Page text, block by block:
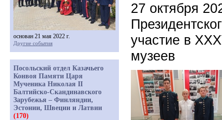
27 октября
участие в
музеев
основан 21 мая 2022 г.
Другие события
Посольский отдел Казачьего
Конвоя Памяти Царя
Мученика Николая II
Балтийско-Скандинавского
Зарубежья – Финляндии,
Эстонии, Швеции и Латвии
(170)